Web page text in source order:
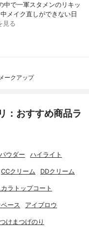
中で一軍スタメンのリキッ
メイク直しができない日
見る
ークアップ
：おすすめ商品ラ
ウダー ハイライト
CCクリーム DDクリーム
ラトップコート
ース アイブロウ
つけまつげのり